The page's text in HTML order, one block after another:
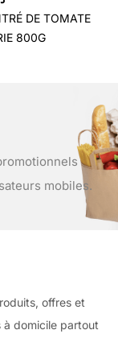
DE TOMATE
800G
mobiles.
offres et
à domicile partout